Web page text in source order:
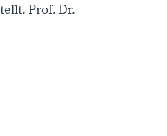
Prof. Dr.